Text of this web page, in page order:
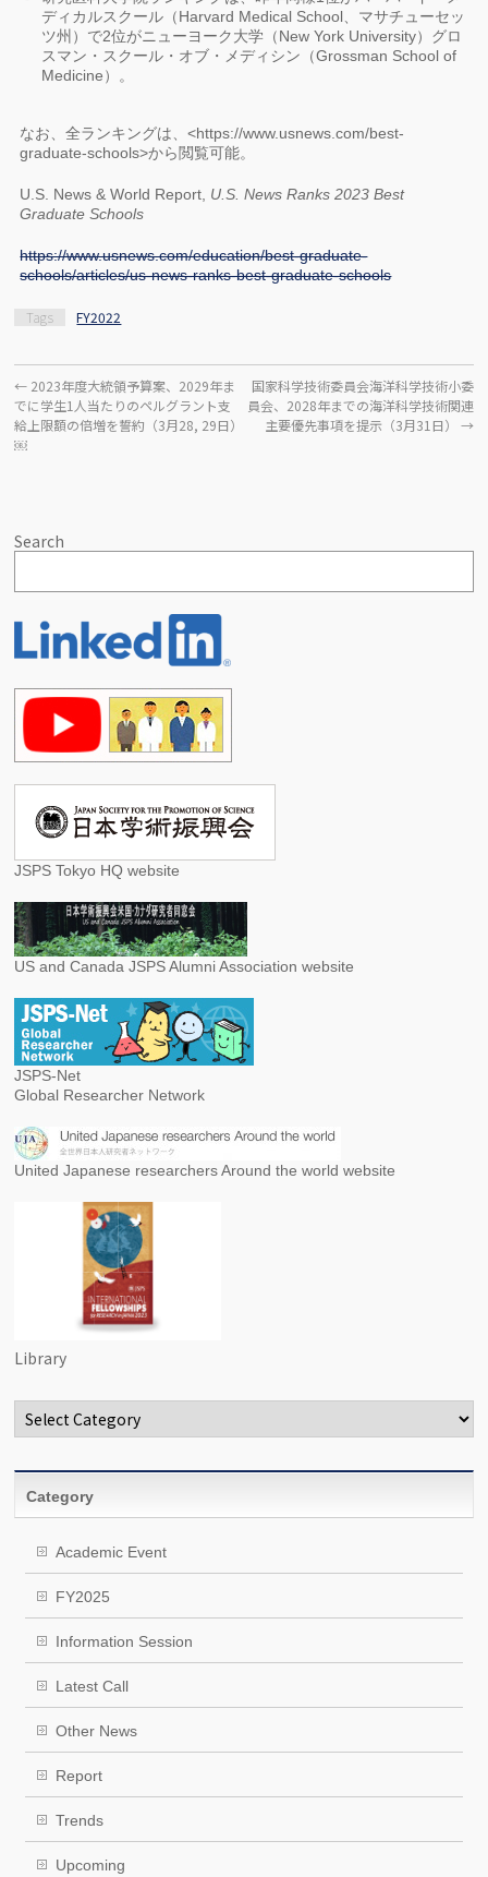
ディカルスクール（Harvard Medical School、マサチューセッ
ツ州）で2位がニューヨーク大学（New York University）グロ
スマン・スクール・オブ・メディシン（Grossman School of
Medicine）。
なお、全ランキングは、<https://www.usnews.com/best-
graduate-schools>から閲覧可能。
U.S. News & World Report, U.S. News Ranks 2023 Best
Graduate Schools
https://www.usnews.com/education/best-graduate-
schools/articles/us-news-ranks-best-graduate-schools
Tags FY2022
← 2023年度大統領予算案、2029年ま
でに学生1人当たりのペルグラント支
給上限額の倍増を誓約（3月28, 29日）
￼
国家科学技術委員会海洋科学技術小委
員会、2028年までの海洋科学技術関連
主要優先事項を提示（3月31日） →
Search
JSPS Tokyo HQ website
US and Canada JSPS Alumni Association website
JSPS-Net
Global Researcher Network
United Japanese researchers Around the world website
Library
Categories
Category
Academic Event
FY2025
Information Session
Latest Call
Other News
Report
Trends
Upcoming